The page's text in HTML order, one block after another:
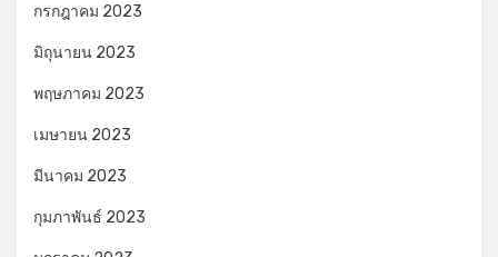
กรกฎาคม 2023
มิถุนายน 2023
พฤษภาคม 2023
เมษายน 2023
มีนาคม 2023
กุมภาพันธ์ 2023